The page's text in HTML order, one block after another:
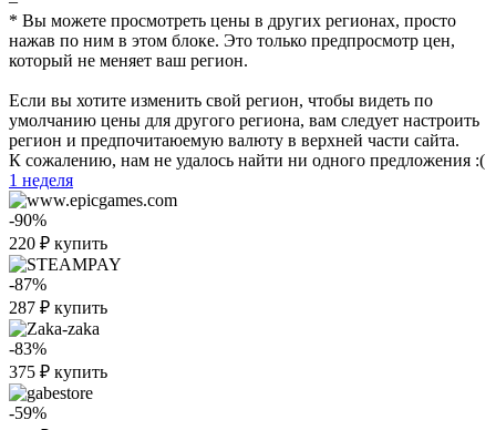
* Вы можете просмотреть цены в других регионах, просто
нажав по ним в этом блоке. Это только предпросмотр цен,
который не меняет ваш регион.
Если вы хотите изменить свой регион, чтобы видеть по
умолчанию цены для другого региона, вам следует настроить
регион и предпочитаюемую валюту в верхней части сайта.
К сожалению, нам не удалось найти ни одного предложения :(
1 неделя
-90%
220 ₽ купить
-87%
287 ₽ купить
-83%
375 ₽ купить
-59%